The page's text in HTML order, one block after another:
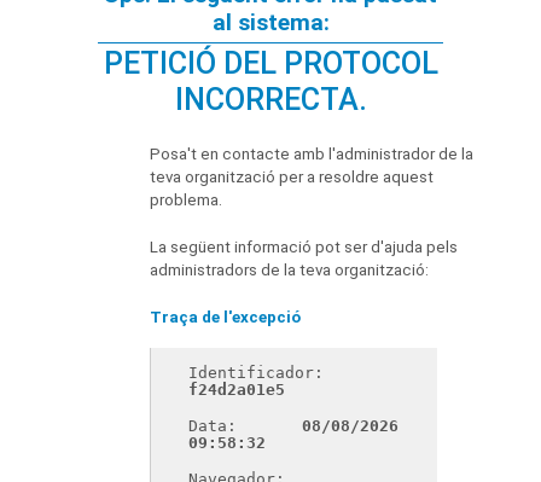
al sistema:
PETICIÓ DEL PROTOCOL
INCORRECTA.
Posa't en contacte amb l'administrador de la
teva organització per a resoldre aquest
problema.
La següent informació pot ser d'ajuda pels
administradors de la teva organització:
Traça de l'excepció
f24d2a01e5
Data:
08/08/2026
09:58:32